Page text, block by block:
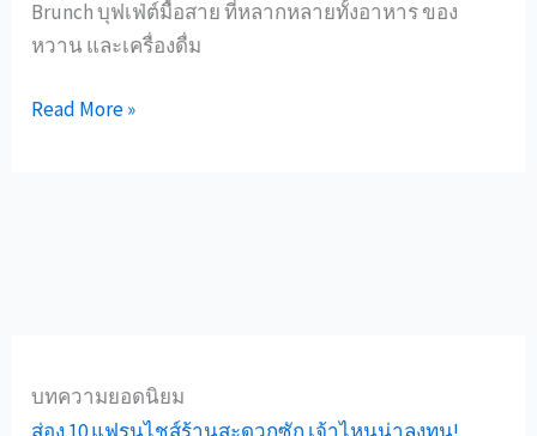
Brunch บุฟเฟ่ต์มื้อสาย ที่หลากหลายทั้งอาหาร ของ
หวาน และเครื่องดื่ม
Read More »
บทความยอดนิยม